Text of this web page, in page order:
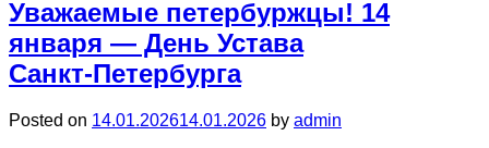
Уважаемые петербуржцы! 14
января — День Устава
Санкт‑Петербурга
Posted on 14.01.202614.01.2026 by admin